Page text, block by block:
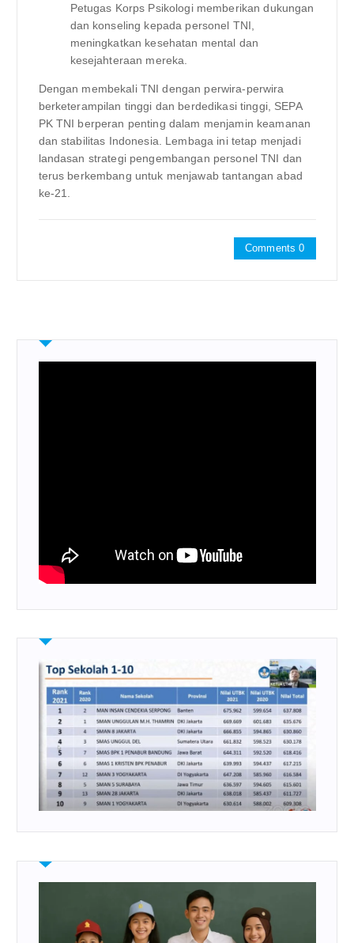
Petugas Korps Psikologi memberikan dukungan
dan konseling kepada personel TNI,
meningkatkan kesehatan mental dan
kesejahteraan mereka.
Dengan membekali TNI dengan perwira-perwira
berketerampilan tinggi dan berdedikasi tinggi, SEPA
PK TNI berperan penting dalam menjamin keamanan
dan stabilitas Indonesia. Lembaga ini tetap menjadi
landasan strategi pengembangan personel TNI dan
terus berkembang untuk menjawab tantangan abad
ke-21.
Comments 0